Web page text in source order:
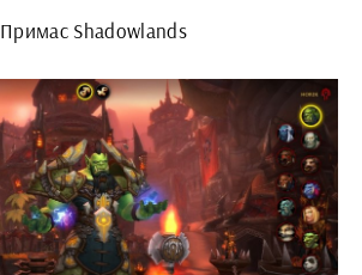
Примас Shadowlands